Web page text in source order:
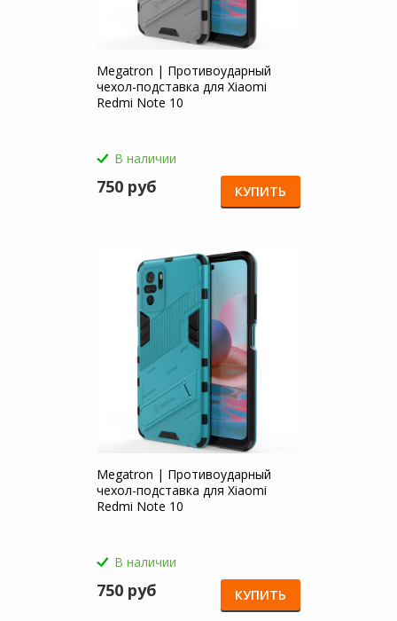
Megatron | Противоударный
чехол-подставка для Xiaomi
Redmi Note 10
В наличии
750 руб КУПИТЬ
Megatron | Противоударный
чехол-подставка для Xiaomi
Redmi Note 10
В наличии
750 руб КУПИТЬ